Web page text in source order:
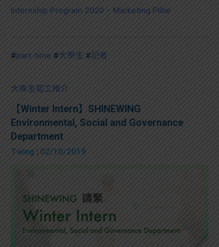
Internship Program 2020 – Marketing Pillar
#part-time #大學生 #記者
大專生筍工推介
【Winter Intern】SHINEWING
Environmental, Social and Governance
Department
Twing | 02/10/2019